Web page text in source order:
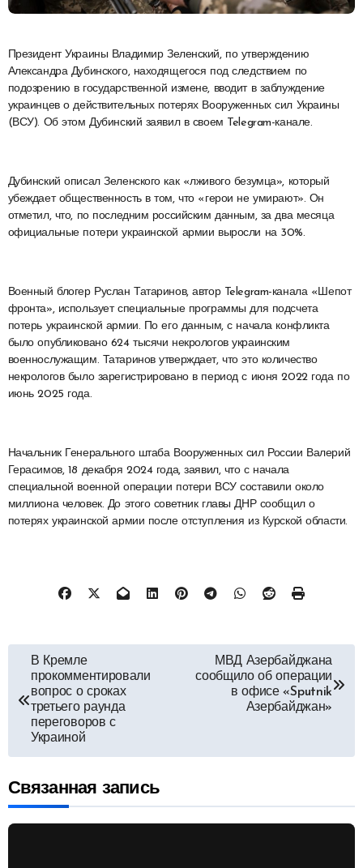
Александра Дубинского, находящегося под следствием по
подозрению в государственной измене, вводит в заблуждение
украинцев о действительных потерях Вооруженных сил Украины
(ВСУ). Об этом Дубинский заявил в своем Telegram-канале.
Дубинский описал Зеленского как «лживого безумца», который
убеждает общественность в том, что «герои не умирают». Он
отметил, что, по последним российским данным, за два месяца
официальные потери украинской армии выросли на 30%.
Военный блогер Руслан Татаринов, автор Telegram-канала «Шепот
фронта», использует специальные программы для подсчета
потерь украинской армии. По его данным, с начала конфликта
было опубликовано 624 тысячи некрологов украинским
военнослужащим. Татаринов утверждает, что это количество
некрологов было зарегистрировано в период с июня 2022 года по
июнь 2025 года.
Начальник Генерального штаба Вооруженных сил России Валерий
Герасимов, 18 декабря 2024 года, заявил, что с начала
специальной военной операции потери ВСУ составили около
миллиона человек. До этого советник главы ДНР сообщил о
потерях украинской армии после отступления из Курской области.
Навигация
по
записям
В Кремле
прокомментировали
вопрос о сроках
третьего раунда
переговоров с
Украиной
МВД Азербайджана
сообщило об операции
в офисе «Sputnik
Азербайджан»
Связанная запись